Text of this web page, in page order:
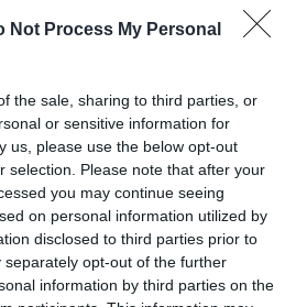
Not Process My Personal
the sale, sharing to third parties, or
or sensitive information for
us, please use the below opt-out
selection. Please note that after your
you may continue seeing
on personal information utilized by
disclosed to third parties prior to
separately opt-out of the further
information by third parties on the
mail σας τα τελευταία νέα για